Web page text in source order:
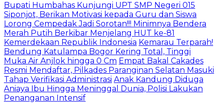
Bupati Humbahas Kunjungi UPT SMP Negeri 015
Siponjot, Berikan Motivasi kepada Guru dan Siswa
Lorong Cempedak Jadi Sorotan!!! Minimnya Bendera
Merah Putih Berkibar Menjelang HUT ke-81
Kemerdekaan Republik Indonesia Kemarau Terparah!
Bendung Katulampa Bogor Kering Total, Tinggi
Muka Air Anjlok hingga 0 Cm Empat Bakal Cakades
Resmi Mendaftar, Pilkades Paranginan Selatan Masuki
Tahap Verifikasi Administrasi Anak Kandung Diduga
Aniaya Ibu Hingga Meninggal Dunia, Polisi Lakukan
Penanganan Intensif